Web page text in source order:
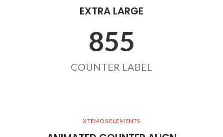
EXTRA LARGE
855
COUNTER LABEL
XTEMOS ELEMENTS